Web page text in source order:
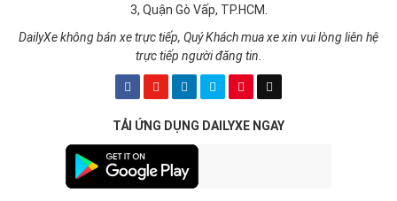
3, Quận Gò Vấp, TP.HCM.
DailyXe không bán xe trực tiếp, Quý Khách mua xe xin vui lòng liên hệ
trực tiếp người đăng tin.
TẢI ỨNG DỤNG DAILYXE NGAY